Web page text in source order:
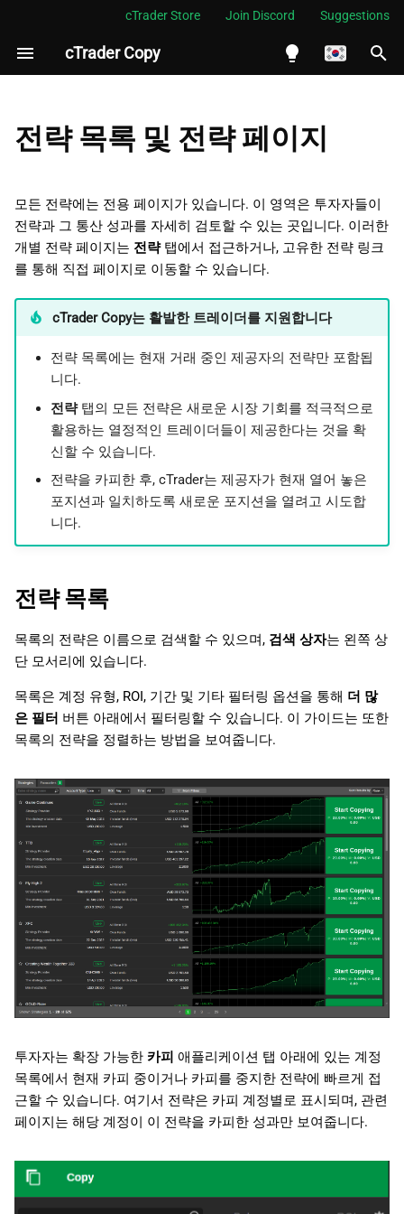
cTrader Store Join Discord Suggestions
cTrader Copy
Español
العربية
Indonesia
Melayu
Tiếng Việt
한국어
日本語
검
초전략 목록
정렬
전략 페이지
전략 통계
평가금
세부 정보
ROI (월간)
요약
성과 통계
거래량 분석
거래량
거래
투자자 통계
심볼
히스토리
전략 목록 및 전략 페이지
모든 전략에는 전용 페이지가 있습니다. 이 영역은 투자자들이
전략과 그 통산 성과를 자세히 검토할 수 있는 곳입니다. 이러한
개별 전략 페이지는 전략탭에서 접근하거나, 고유한 전략 링크
를 통해 직접 페이지로 이동할 수 있습니다.
cTrader Copy는 활발한 트레이더를 지원합니다
전략 목록에는 현재 거래 중인 제공자의 전략만 포함됩
니다.
전략탭의 모든 전략은 새로운 시장 기회를 적극적으로
활용하는 열정적인 트레이더들이 제공한다는 것을 확
신할 수 있습니다.
전략을 카피한 후, cTrader는 제공자가 현재 열어 놓은
포지션과 일치하도록 새로운 포지션을 열려고 시도합
니다.
전략 목록
목록의 전략은 이름으로 검색할 수 있으며, 검색 상자는 왼쪽 상
단 모서리에 있습니다.
목록은 계정 유형, ROI, 기간 및 기타 필터링 옵션을 통해 더 많
은 필터 버튼 아래에서 필터링할 수 있습니다. 이 가이드는 또한
목록의 전략을 정렬하는 방법을 보여줍니다.
투자자는 확장 가능한 카피 애플리케이션 탭 아래에 있는 계정
목록에서 현재 카피 중이거나 카피를 중지한 전략에 빠르게 접
근할 수 있습니다. 여기서 전략은 카피 계정별로 표시되며, 관련
페이지는 해당 계정이 이 전략을 카피한 성과만 보여줍니다.